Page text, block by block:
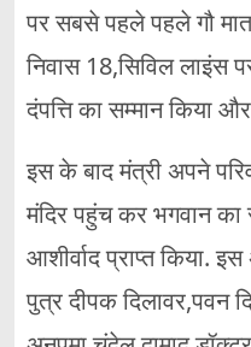
पर सबसे पहले पहले गौ
निवास 18,सिविल लाइंस
दंपत्ति का सम्मान किया
इस के बाद मंत्री अपने
मंदिर पहुंच कर भगवान
आशीर्वाद प्राप्त किया.
पुत्र दीपक दिलावर,पवन